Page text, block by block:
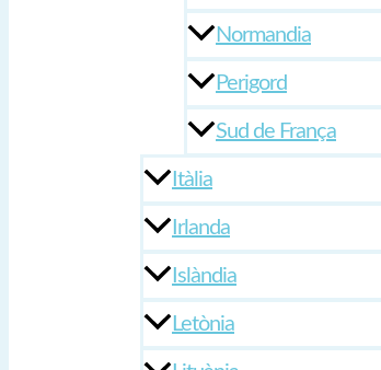
Normandia
Perigord
Sud de França
Itàlia
Irlanda
Islàndia
Letònia